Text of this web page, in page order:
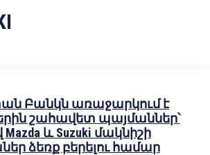
Բանկն առաջարկում է
շահավետ պայմաններ՝
և Suzuki մակնիշի
ձեռք բերելու համար